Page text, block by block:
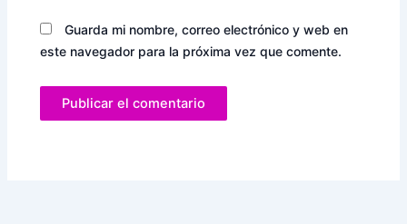
Guarda mi nombre, correo electrónico y web en
este navegador para la próxima vez que comente.